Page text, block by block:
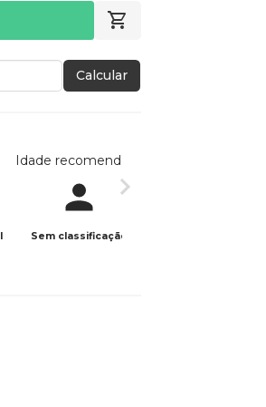
Calcular
Idade recomendada
Sem classificação